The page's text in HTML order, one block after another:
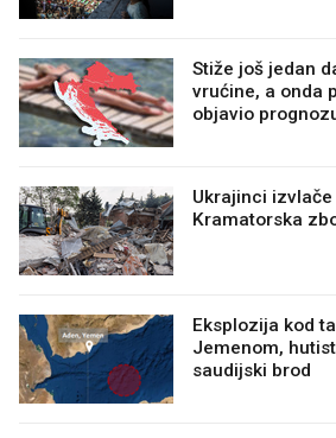
Stiže još jedan
vrućine, a onda
objavio
Ukrajinci
Kramatorska
Eksplozija kod
Jemenom,
saudijski brod